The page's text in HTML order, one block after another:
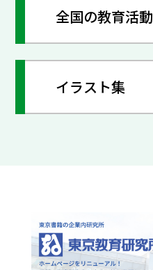
全国の教育活動
イラスト集